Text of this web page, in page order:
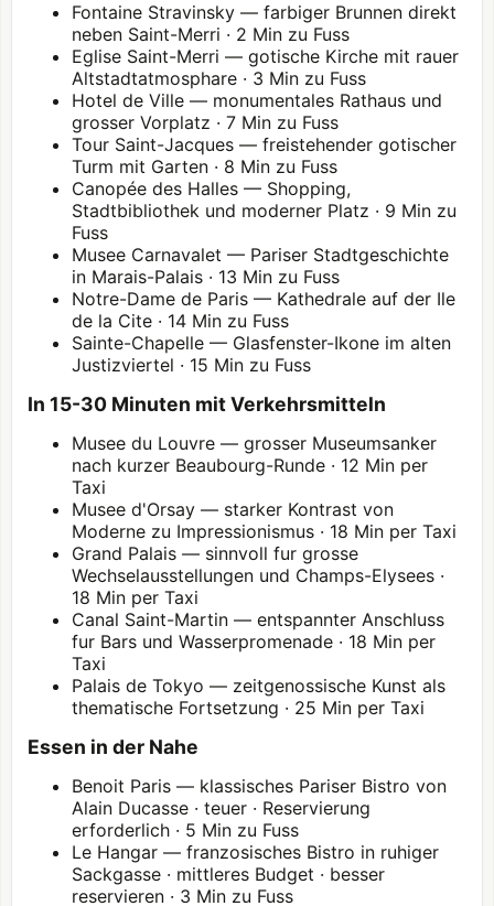
Fontaine Stravinsky — farbiger Brunnen direkt
neben Saint-Merri · 2 Min zu Fuss
Eglise Saint-Merri — gotische Kirche mit rauer
Altstadtatmosphare · 3 Min zu Fuss
Hotel de Ville — monumentales Rathaus und
grosser Vorplatz · 7 Min zu Fuss
Tour Saint-Jacques — freistehender gotischer
Turm mit Garten · 8 Min zu Fuss
Canopée des Halles — Shopping,
Stadtbibliothek und moderner Platz · 9 Min zu
Fuss
Musee Carnavalet — Pariser Stadtgeschichte
in Marais-Palais · 13 Min zu Fuss
Notre-Dame de Paris — Kathedrale auf der Ile
de la Cite · 14 Min zu Fuss
Sainte-Chapelle — Glasfenster-Ikone im alten
Justizviertel · 15 Min zu Fuss
In 15-30 Minuten mit Verkehrsmitteln
Musee du Louvre — grosser Museumsanker
nach kurzer Beaubourg-Runde · 12 Min per
Taxi
Musee d'Orsay — starker Kontrast von
Moderne zu Impressionismus · 18 Min per Taxi
Grand Palais — sinnvoll fur grosse
Wechselausstellungen und Champs-Elysees ·
18 Min per Taxi
Canal Saint-Martin — entspannter Anschluss
fur Bars und Wasserpromenade · 18 Min per
Taxi
Palais de Tokyo — zeitgenossische Kunst als
thematische Fortsetzung · 25 Min per Taxi
Essen in der Nahe
Benoit Paris — klassisches Pariser Bistro von
Alain Ducasse · teuer · Reservierung
erforderlich · 5 Min zu Fuss
Le Hangar — franzosisches Bistro in ruhiger
Sackgasse · mittleres Budget · besser
reservieren · 3 Min zu Fuss